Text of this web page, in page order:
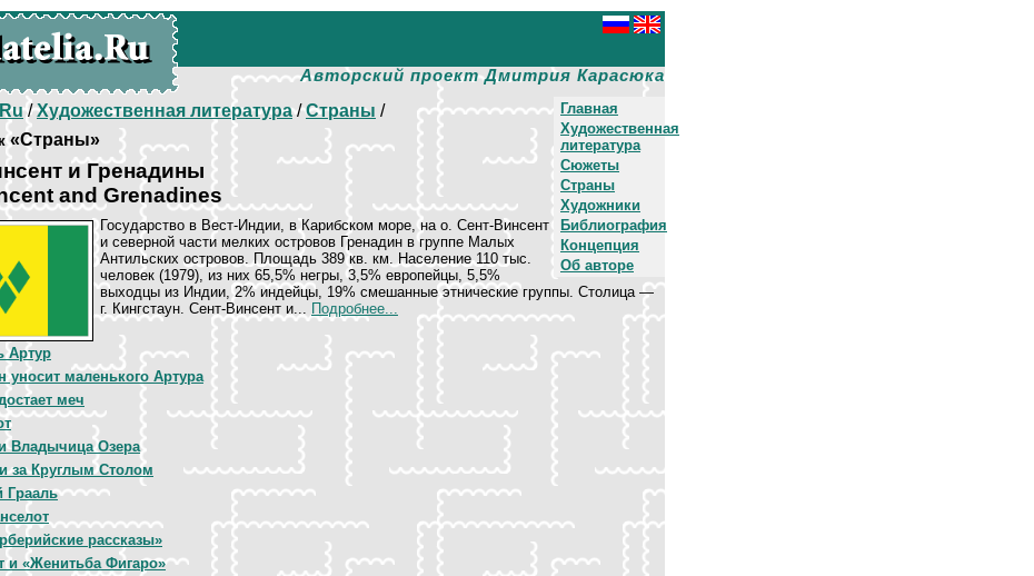
Авторский проект Дмитрия Карасюка
Главная
Художественная
литература
Сюжеты
Страны
Художники
Библиография
Концепция
Об авторе
/Художественная литература/Страны /
«Страны»
и Гренадины
and Grenadines
Государство в Вест-Индии, в Карибском море, на о. Сент-Винсент
и северной части мелких островов Гренадин в группе Малых
Антильских островов. Площадь 389 кв. км. Население 110 тыс.
человек (1979), из них 65,5% негры, 3,5% европейцы, 5,5%
выходцы из Индии, 2% индейцы, 19% смешанные этнические группы. Столица —
г. Кингстаун. Сент-Винсент и... Подробнее...
Артур
уносит маленького Артура
меч
Владычица Озера
за Круглым Столом
Грааль
рассказы»
и «Женитьба Фигаро»